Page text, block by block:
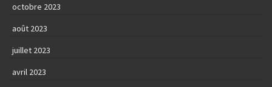
octobre 2023
août 2023
juillet 2023
avril 2023